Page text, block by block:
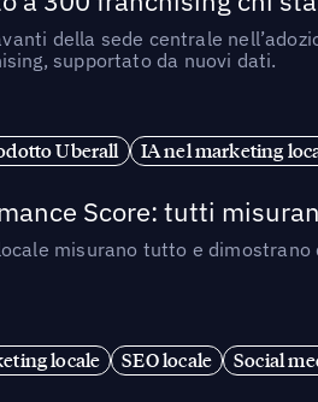
della sede centrale
supportato da nuovi dati.
Uberall IA nel marketing
Score: tutti
misurano tutto e
locale SEO locale Social